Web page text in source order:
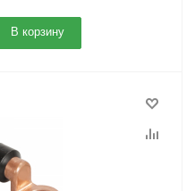
В корзину